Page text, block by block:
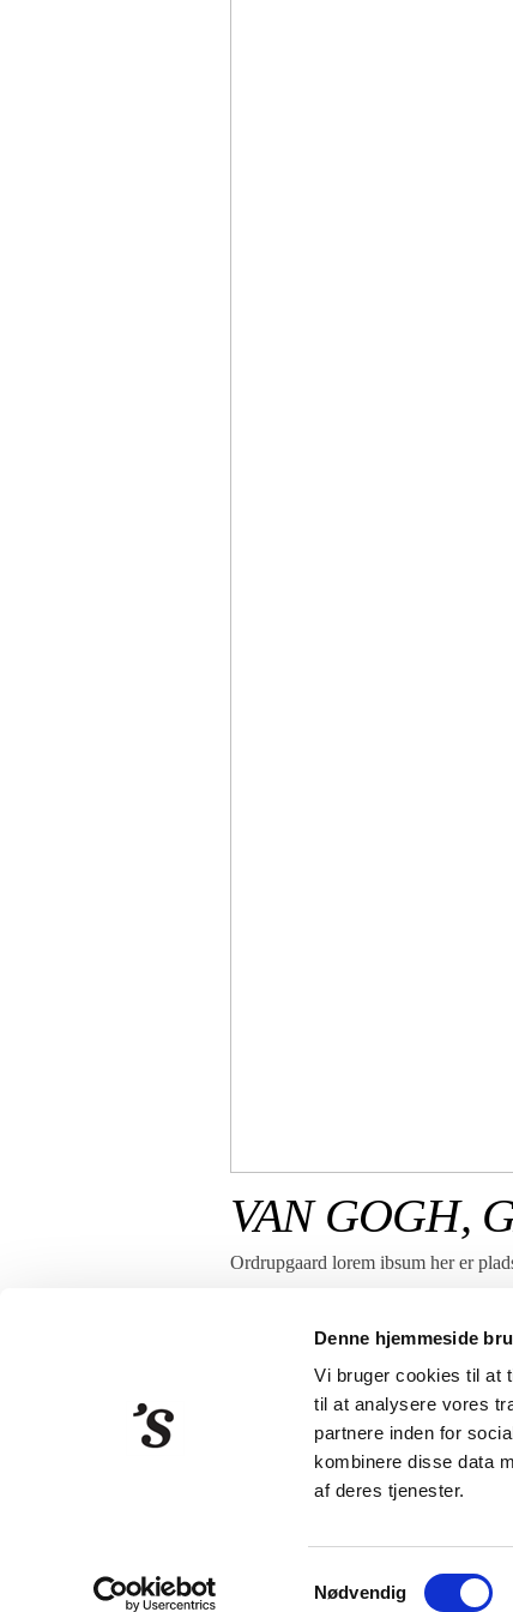
Denne hjemmeside
Vi bruger cookies til at
til at analysere vores
partnere inden for
kombinere disse data
af deres tjenester.
Samtykkevalg
Nødvendig
VAN GOGH,
Ordrupgaard lorem ibsum her er
Strandberg Publishing